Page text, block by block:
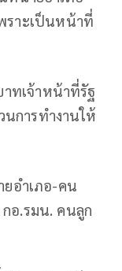
ราะเป็นหน้าที่
ทเจ้าหน้าที่รัฐ
นการทำงานให้
ยอำเภอ-คน
อ.รมน. คนลูก